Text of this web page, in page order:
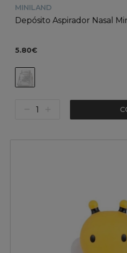
MINILAND
Depósito Aspirador Nasal
5.80€